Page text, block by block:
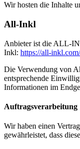
Wir hosten die Inhalte
All-Inkl
Anbieter ist die ALL-
Inkl: https://all-
Die Verwendung von
entsprechende
Informationen im
Auftragsverarbeitung
Wir haben einen
gewährleistet, dass